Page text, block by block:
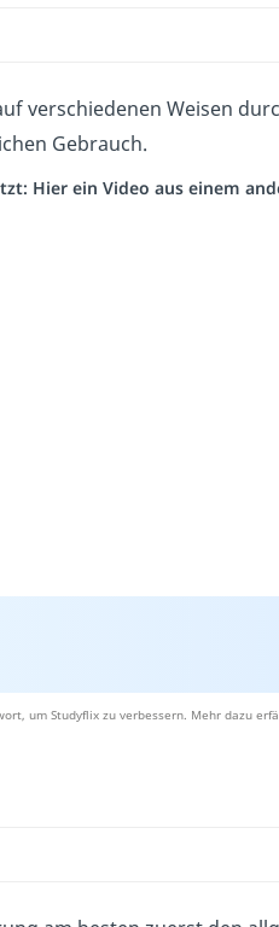
verschiedenen Weisen
Gebrauch.
Hier ein Video aus einem
um Studyflix zu verbessern. Mehr dazu